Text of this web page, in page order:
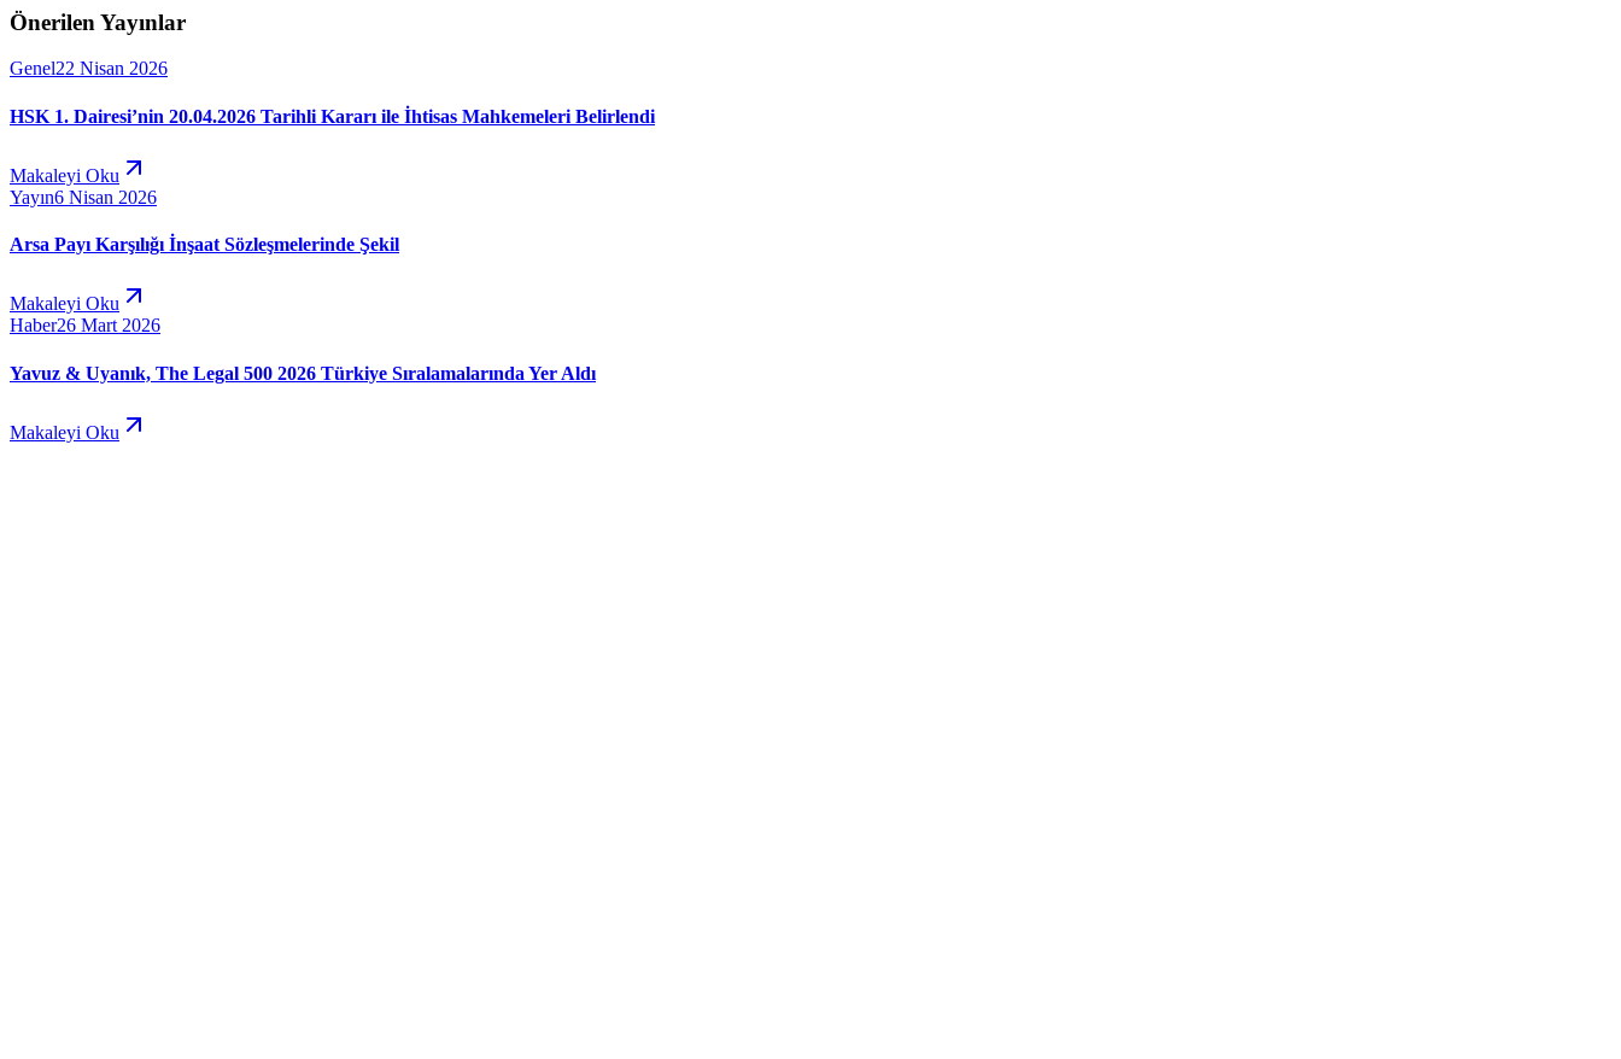
Önerilen Yayınlar
Genel22 Nisan 2026
HSK 1. Dairesi’nin 20.04.2026 Tarihli Kararı ile İhtisas Mahkemeleri Belirlendi
Makaleyi Oku
Yayın6 Nisan 2026
Arsa Payı Karşılığı İnşaat Sözleşmelerinde Şekil
Makaleyi Oku
Haber26 Mart 2026
Yavuz & Uyanık, The Legal 500 2026 Türkiye Sıralamalarında Yer Aldı
Makaleyi Oku